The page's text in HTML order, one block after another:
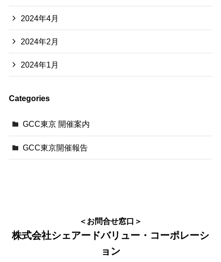
2024年4月
2024年2月
2024年1月
Categories
GCC東京 開催案内
GCC東京開催報告
＜お問合せ窓口＞
株式会社シェアードバリュー・コーポレーシ
ョン